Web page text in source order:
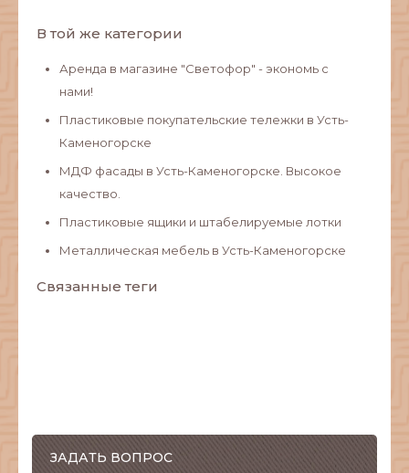
В той же категории
Аренда в магазине "Светофор" - экономь с
нами!
Пластиковые покупательские тележки в Усть-
Каменогорске
МДФ фасады в Усть-Каменогорске. Высокое
качество.
Пластиковые ящики и штабелируемые лотки
Металлическая мебель в Усть-Каменогорске
Связанные теги
ЗАДАТЬ ВОПРОС